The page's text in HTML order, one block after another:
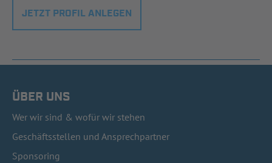
JETZT PROFIL ANLEGEN
ÜBER UNS
Wer wir sind & wofür wir stehen
Geschäftsstellen und Ansprechpartner
Sponsoring